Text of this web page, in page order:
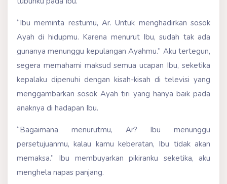
“Ibu meminta restumu, Ar. Untuk menghadirkan sosok
Ayah di hidupmu. Karena menurut Ibu, sudah tak ada
gunanya menunggu kepulangan Ayahmu.” Aku tertegun,
segera memahami maksud semua ucapan Ibu, seketika
kepalaku dipenuhi dengan kisah-kisah di televisi yang
menggambarkan sosok Ayah tiri yang hanya baik pada
anaknya di hadapan Ibu.
“Bagaimana menurutmu, Ar? Ibu menunggu
persetujuanmu, kalau kamu keberatan, Ibu tidak akan
memaksa.” Ibu membuyarkan pikiranku seketika, aku
menghela napas panjang.